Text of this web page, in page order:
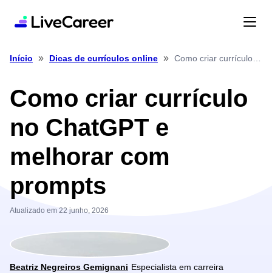
Início » Dicas de currículos online »
Como criar currículo
no ChatGPT e
melhorar com
prompts
Atualizado em 22 junho, 2026
Beatriz Negreiros Gemignani Especialista em carreira